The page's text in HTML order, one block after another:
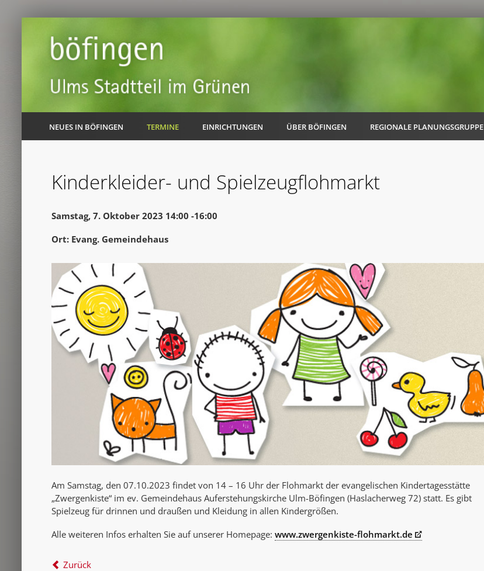
NEUES IN BÖFINGEN TERMINE EINRICHTUNGEN ÜBER BÖFINGEN REGIONALE PLANUNGSGRUPPE
AK Internet
Kinderkleider- und Spielzeugflohmarkt
Samstag, 7. Oktober 2023 14:00 -16:00
Ort: Evang. Gemeindehaus
Am Samstag, den 07.10.2023 findet von 14 – 16 Uhr der Flohmarkt der evangelischen Kindertagesstätte
„Zwergenkiste“ im ev. Gemeindehaus Auferstehungskirche Ulm-Böfingen (Haslacherweg 72) statt. Es gibt
Spielzeug für drinnen und draußen und Kleidung in allen Kindergrößen.
Alle weiteren Infos erhalten Sie auf unserer Homepage: www.zwergenkiste-flohmarkt.de
Zurück